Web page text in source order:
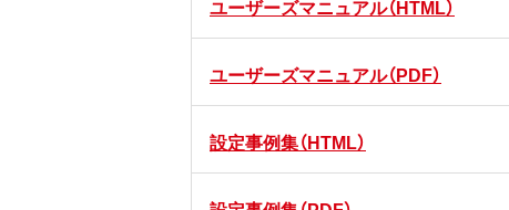
ユーザーズマニュアル（HTML）
ユーザーズマニュアル（PDF）
設定事例集（HTML）